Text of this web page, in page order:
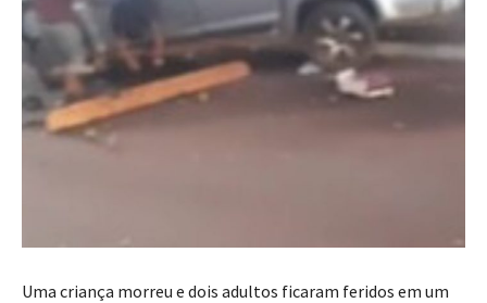
Uma criança morreu e dois adultos ficaram feridos em um